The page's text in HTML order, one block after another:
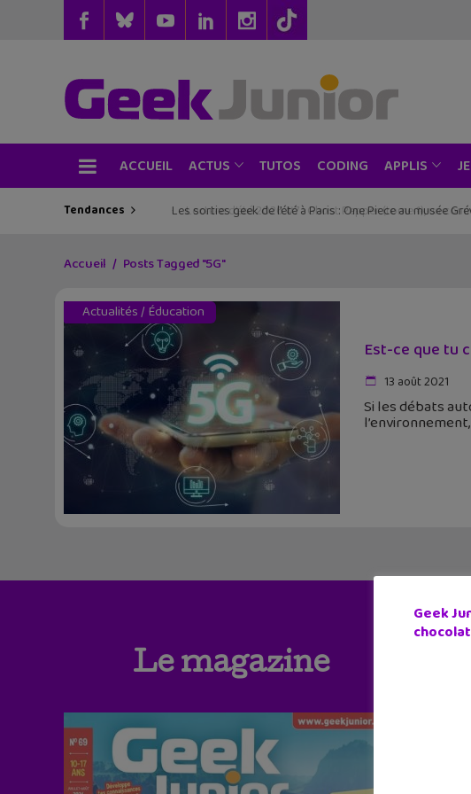
ACCUEIL ACTUS TUTOS CODING APPLIS
Tendances Les sorties geek de l’été à Paris : One Piece au musée
Accueil Posts Tagged "5G"
Actualités/ Éducation
Est-ce que tu
13 août 2021
Si les débats
Le magazine
Geek